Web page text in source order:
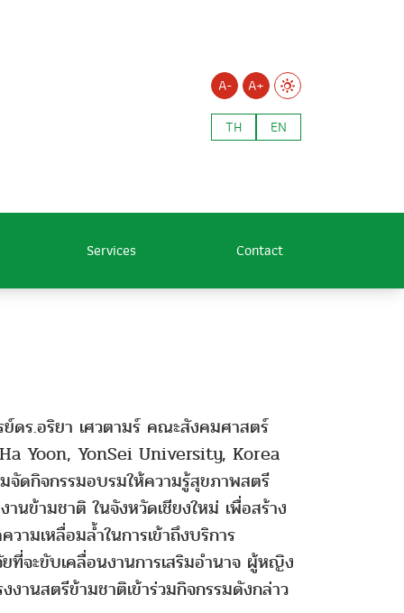
A-
A+
TH
EN
Services Contact
ดร.อริยา เศวตามร์ คณะสังคมศาสตร์
Yoon, YonSei University, Korea
ดกิจกรรมอบรมให้ความรู้สุขภาพสตรี
นข้ามชาติ ในจังหวัดเชียงใหม่ เพื่อสร้าง
มเหลื่อมล้ำในการเข้าถึงบริการ
ที่จะขับเคลื่อนงานการเสริมอำนาจ ผู้หญิง
นสตรีข้ามชาติเข้าร่วมกิจกรรมดังกล่าว